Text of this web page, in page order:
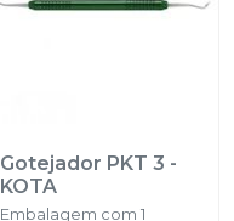
Gotejador PKT 3 -
KOTA
Embalagem com 1